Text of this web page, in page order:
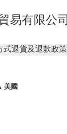
國際貿易有限公
式退貨及退款政策
美國